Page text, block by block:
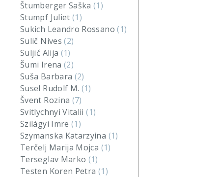
Štumberger Saška(1)
Stumpf Juliet(1)
Sukich Leandro Rossano(1)
Sulič Nives(2)
Suljić Alija (1)
Šumi Irena (2)
Suša Barbara (2)
Susel Rudolf M. (1)
Švent Rozina (7)
Svitlychnyi Vitalii(1)
Szilágyi Imre(1)
Szymanska Katarzyina (1)
Terčelj Marija Mojca (1)
Terseglav Marko (1)
Testen Koren Petra (1)